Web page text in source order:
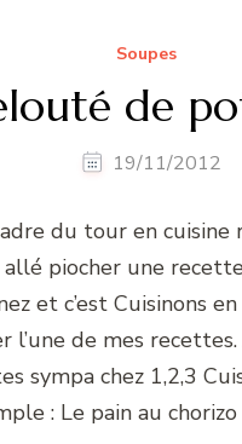
Soupes
de
19/11/2012
du tour en cuisine
allé piocher une
et c’est Cuisinons
l’une de mes recettes.
sympa chez 1,2,3
: Le pain au